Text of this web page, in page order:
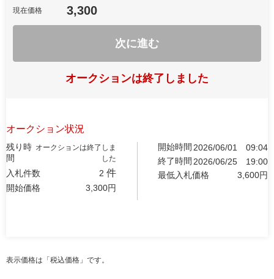
現在価格 3,300
次に進む
オークションは終了しました
オークション状況
残り時
間
オークションは終了しま
した
入札件数 2 件
開始価格 3,300円
開始時間 2026/06/01
09:04
終了時間 2026/06/25
19:00
最低入札価格
3,600円
表示価格は「税込価格」です。